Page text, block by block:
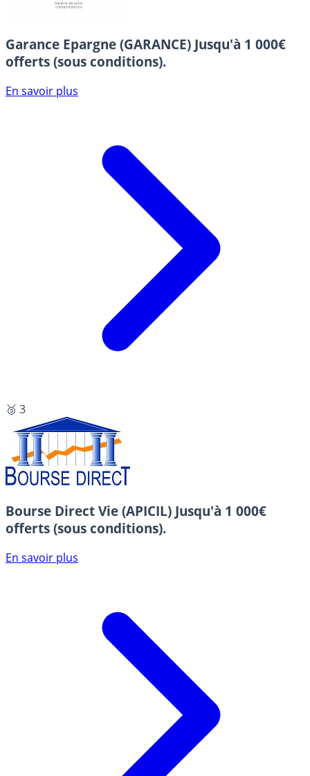
Garance Epargne (GARANCE) Jusqu'à 1 000€
offerts (sous conditions).
En savoir plus
🥉 3
Bourse Direct Vie (APICIL) Jusqu'à 1 000€
offerts (sous conditions).
En savoir plus